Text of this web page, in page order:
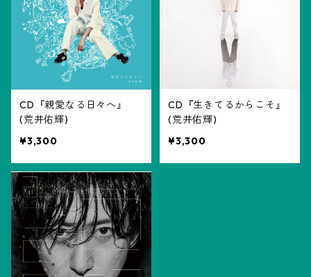
生写真
トートバッグ
CD『親愛なる日々へ』
(荒井佑輝)
¥3,300
CD『生きてるからこそ』
(荒井佑輝)
¥3,300